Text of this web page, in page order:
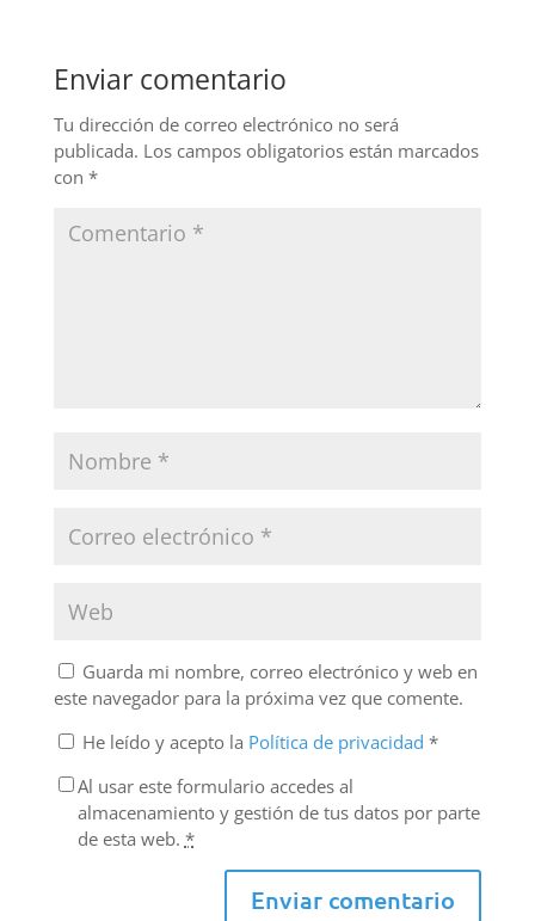
b
o
o
k
n
Enviar comentario
Tu dirección de correo electrónico no será
publicada. Los campos obligatorios están marcados
con *
Guarda mi nombre, correo electrónico y web en
este navegador para la próxima vez que comente.
He leído y acepto la Política de privacidad *
Al usar este formulario accedes al
almacenamiento y gestión de tus datos por parte
de esta web. *